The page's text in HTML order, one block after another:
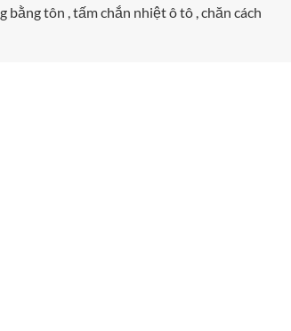
bằng tôn , tấm chắn nhiệt ô tô , chăn cách